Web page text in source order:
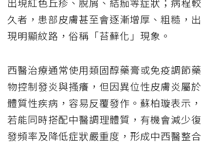
久者，患部皮膚甚至會逐漸增厚、粗糙，出
現明顯紋路，俗稱「苔蘚化」現象。
西醫治療通常使用類固醇藥膏或免疫調節藥
物控制發炎與搔癢，但因異位性皮膚炎屬於
體質性疾病，容易反覆發作。蘇柏璇表示，
若能同時搭配中醫調理體質，有機會減少復
發頻率及降低症狀嚴重度，形成中西醫整合